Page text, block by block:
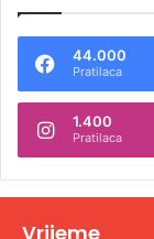
n
t
v
44.000
Pratilaca
1.400
Pratilaca
Vrijeme